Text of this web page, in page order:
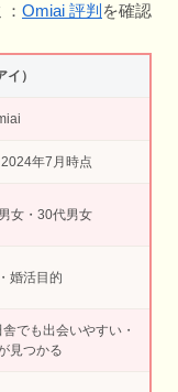
Omiai 評判 を確認
）
年7月時点
女・30代男女
婚活目的
でも出会いやすい・
見つかる